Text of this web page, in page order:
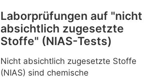
Laborprüfungen auf "nicht
absichtlich zugesetzte
Stoffe" (NIAS-Tests)
Nicht absichtlich zugesetzte Stoffe
(NIAS) sind chemische